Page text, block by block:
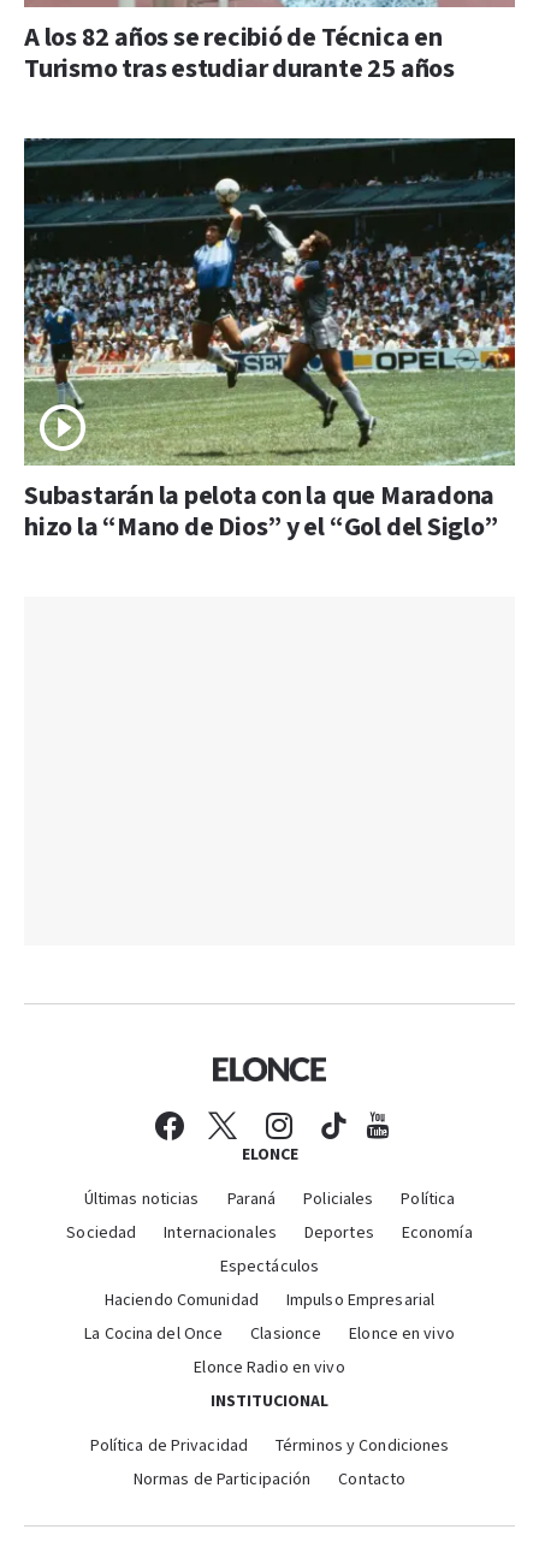
A los 82 años se recibió de Técnica en
Turismo tras estudiar durante 25 años
Subastarán la pelota con la que Maradona
hizo la “Mano de Dios” y el “Gol del Siglo”
ELONCE
Últimas noticias Paraná Policiales
Política
Sociedad
Internacionales Deportes
Economía
Espectáculos
Haciendo Comunidad
Impulso Empresarial
La Cocina del Once
Clasionce
Elonce en vivo
Elonce Radio en vivo
INSTITUCIONAL
Política de Privacidad
Términos y Condiciones
Normas de Participación
Contacto